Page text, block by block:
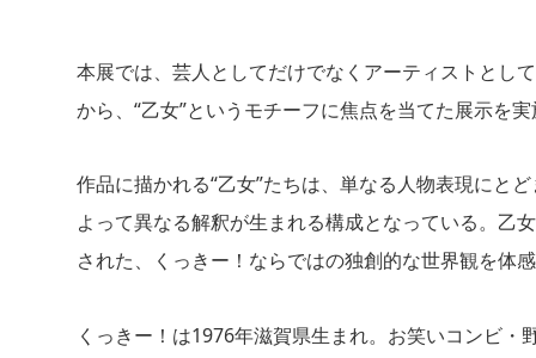
本展では、芸人としてだけでなくアーティストとし
から、“乙女”というモチーフに焦点を当てた展示を
作品に描かれる“乙女”たちは、単なる人物表現にと
よって異なる解釈が生まれる構成となっている。乙
された、くっきー！ならではの独創的な世界観を体
くっきー！は1976年滋賀県生まれ。お笑いコンビ